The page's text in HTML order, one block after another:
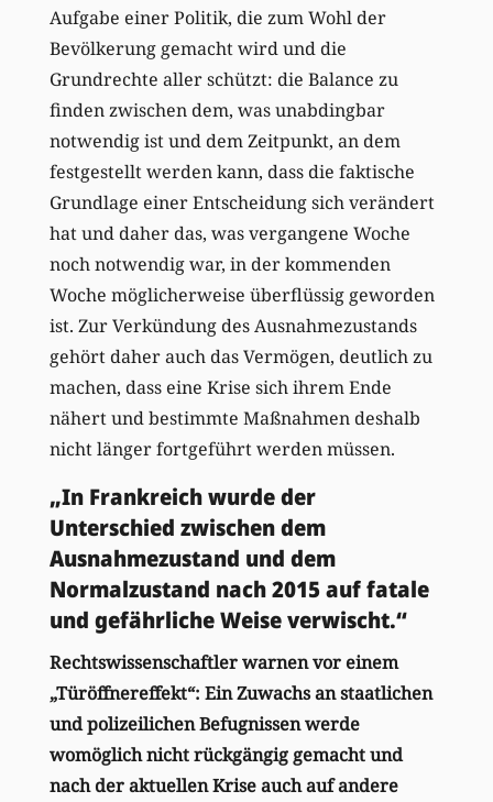
Aufgabe einer Politik, die zum Wohl der
Bevölkerung gemacht wird und die
Grundrechte aller schützt: die Balance zu
finden zwischen dem, was unabdingbar
notwendig ist und dem Zeitpunkt, an dem
festgestellt werden kann, dass die faktische
Grundlage einer Entscheidung sich verändert
hat und daher das, was vergangene Woche
noch notwendig war, in der kommenden
Woche möglicherweise überflüssig geworden
ist. Zur Verkündung des Ausnahmezustands
gehört daher auch das Vermögen, deutlich zu
machen, dass eine Krise sich ihrem Ende
nähert und bestimmte Maßnahmen deshalb
nicht länger fortgeführt werden müssen.
„In Frankreich wurde der
Unterschied zwischen dem
Ausnahmezustand und dem
Normalzustand nach 2015 auf fatale
und gefährliche Weise verwischt.“
Rechtswissenschaftler warnen vor einem
„Türöffnereffekt“: Ein Zuwachs an staatlichen
und polizeilichen Befugnissen werde
womöglich nicht rückgängig gemacht und
nach der aktuellen Krise auch auf andere